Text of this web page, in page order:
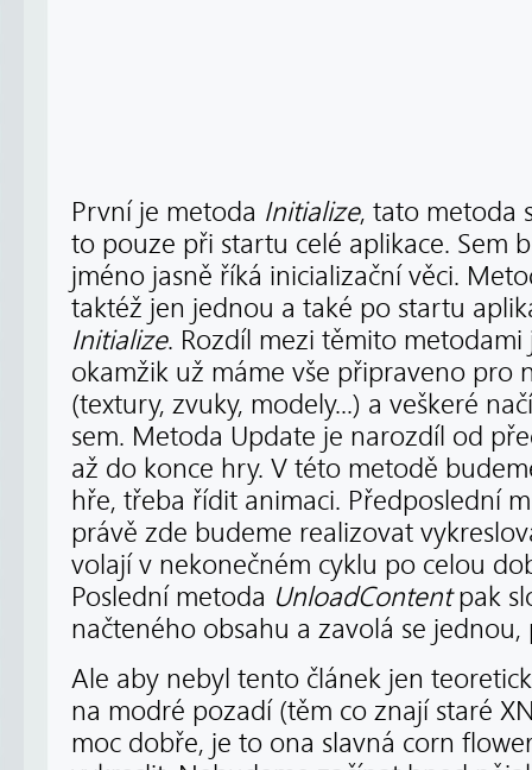
První je metoda Initialize, tato metoda
to pouze při startu celé aplikace. Sem
jméno jasně říká inicializační věci.
taktéž jen jednou a také po startu
Initialize. Rozdíl mezi těmito
okamžik už máme vše připraveno pro
(textury, zvuky, modely...) a veškeré
sem. Metoda Update je narozdíl od
až do konce hry. V této metodě
hře, třeba řídit animaci. Předposlední
právě zde budeme realizovat
volají v nekonečném cyklu po celou
Poslední metoda UnloadContentpak
načteného obsahu a zavolá se
Ale aby nebyl tento článek jen
na modré pozadí (těm co znají staré
moc dobře, je to ona slavná corn